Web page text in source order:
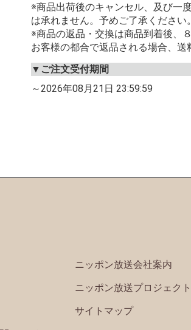
※商品出荷後のキャンセル、及び一
は承れません。予めご了承ください。
※商品の返品・交換は商品到着後、
お客様の都合で返品される場合、送
▼ご注文受付期間
～2026年08月21日 23:59:59
ニッポン放送会社案内
ニッポン放送プロジェク
サイトマップ